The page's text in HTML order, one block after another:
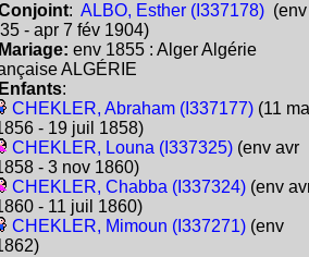
: ALBO, Esther (I337178)(env
- apr 7 fév 1904)
env 1855 : Alger Algérie
ALGÉRIE
Enfants:
CHEKLER, Abraham (I337177)(11
- 19 juil 1858)
CHEKLER, Louna (I337325)(env avr
- 3 nov 1860)
CHEKLER, Chabba (I337324)(env
- 11 juil 1860)
CHEKLER, Mimoun (I337271)(env